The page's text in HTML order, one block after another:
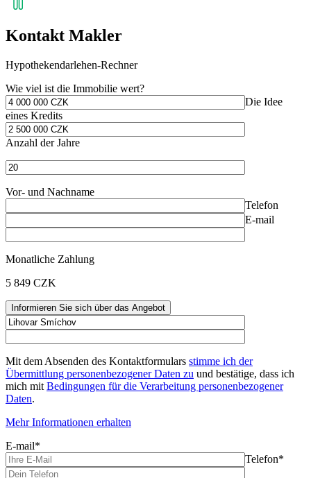
Kontakt Makler
Hypothekendarlehen-Rechner
Wie viel ist die Immobilie wert?
Die Idee
eines Kredits
Anzahl der Jahre
Vor- und Nachname
Telefon
E-mail
Monatliche Zahlung
5 849 CZK
Mit dem Absenden des Kontaktformulars stimme ich der
Übermittlung personenbezogener Daten zu und bestätige, dass ich
mich mit Bedingungen für die Verarbeitung personenbezogener
Daten.
Mehr Informationen erhalten
E-mail*
Telefon*